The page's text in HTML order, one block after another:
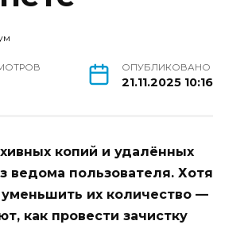
ОПУБЛИКОВАНО
21.11.2025 10:16
копий и удалённых
ведома пользователя. Хотя
их количество —
как провести зачистку